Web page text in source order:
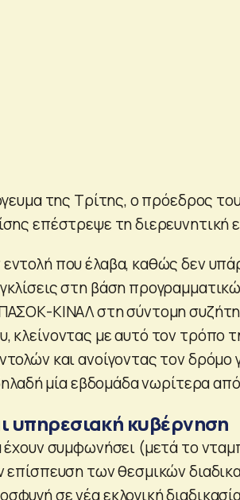
της Τρίτης, ο πρόεδρος
επέστρεψε τη διερευνητική
που έλαβα, καθώς δεν
στη βάση
ΚΙΝΑΛ στη σύντομη
κλείνοντας με αυτό τον τρόπο
και ανοίγοντας τον δρόμο
μία εβδομάδα νωρίτερα
υπηρεσιακή κυβέρνηση
έχουν συμφωνήσει (μετά το
επίσπευση των θεσμικών
σε νέα εκλογική